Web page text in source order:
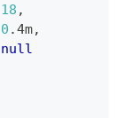
18 ,
0 .4m,
null